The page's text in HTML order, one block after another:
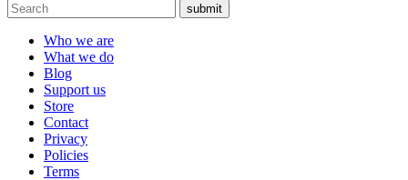
submit
Who we are
What we do
Blog
Support us
Store
Contact
Privacy
Policies
Terms